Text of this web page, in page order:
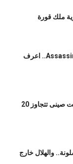
ملك قورة
استبعاد جاريد ليتو من فيلم Assassination.. اعرف
مقابلة كريستوفر نولان مع بودكاست صينى تتجاوز 20
والهلال خارج